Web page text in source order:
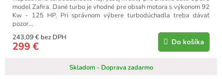
Skladom - Doprava zadarmo
243,09 € bez DPH
299 € Do košíka
model Zafira. Dané turbo je vhodné pre obsah motora s výkonom 92
Kw - 125 HP. Pri správnom výbere turbodúchadla treba dávať
pozor...